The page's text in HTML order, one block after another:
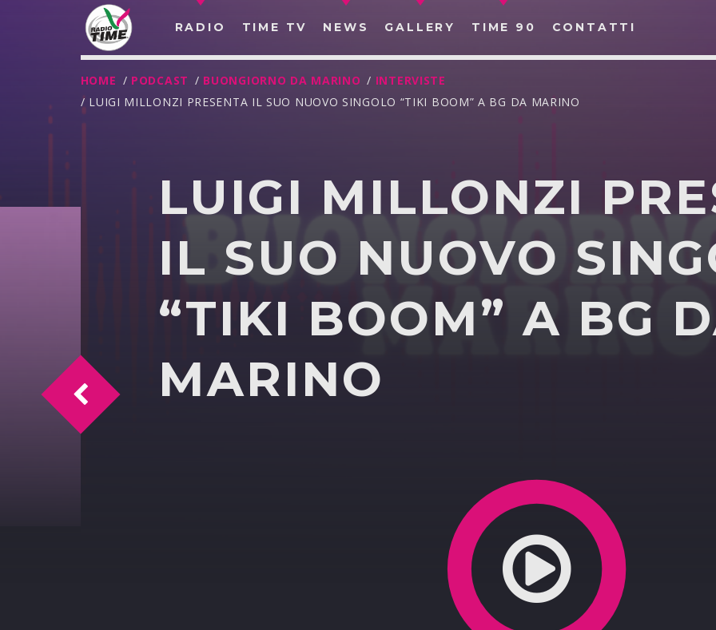
RADIO TIME TV NEWS GALLERY TIME 90 CONTATTI
CERCA NEL SITO WEB:
HOME / PODCAST / BUONGIORNO DA MARINO / INTERVISTE
/ LUIGI MILLONZI PRESENTA IL SUO NUOVO SINGOLO “TIKI BOOM” A BG DA MARINO
LUIGI MILLONZI
IL SUO NUOVO
“TIKI BOOM” A BG
MARINO
Intascavano i soldi ai caselli col trucco del biglietto smagnetizzato, sospesi 6 dipendenti del